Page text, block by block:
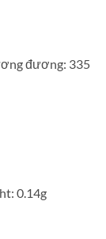
đương: 335
0.14g